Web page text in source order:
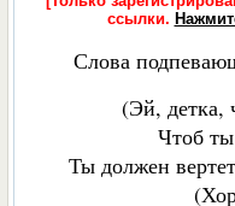
ссылки.
Слова
(Эй, детка,
Чтоб
Ты должен